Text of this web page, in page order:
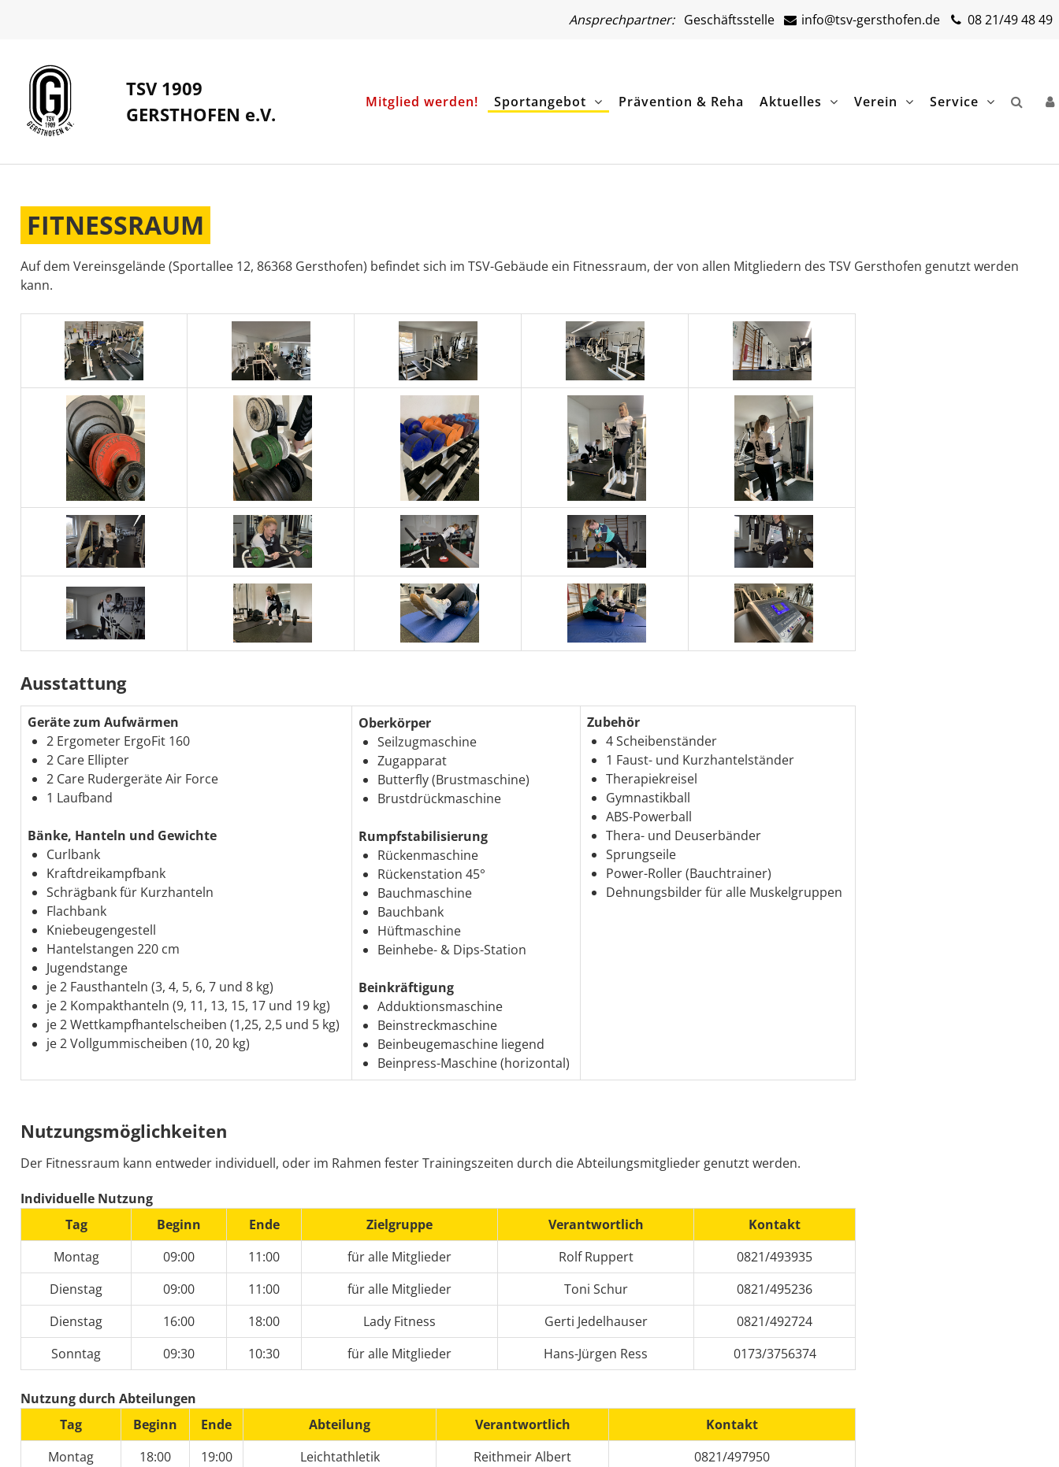
Ansprechpartner:Geschäftsstelle info@tsv-gersthofen.de 08 21/49 48 49
TSV 1909
GERSTHOFEN e.V.
Mitglied werden! Sportangebot Prävention & Reha Aktuelles Verein Service
FITNESSRAUM
Auf dem Vereinsgelände (Sportallee 12, 86368 Gersthofen) befindet sich im TSV-Gebäude ein Fitnessraum, der von allen Mitgliedern des TSV Gersthofen genutzt werden
kann.
Ausstattung
Geräte zum Aufwärmen
2 Ergometer ErgoFit 160
2 Care Ellipter
2 Care Rudergeräte Air Force
1 Laufband
Bänke, Hanteln und Gewichte
Curlbank
Kraftdreikampfbank
Schrägbank für Kurzhanteln
Flachbank
Kniebeugengestell
Hantelstangen 220 cm
Jugendstange
je 2 Fausthanteln (3, 4, 5, 6, 7 und 8 kg)
je 2 Kompakthanteln (9, 11, 13, 15, 17 und 19 kg)
je 2 Wettkampfhantelscheiben (1,25, 2,5 und 5 kg)
je 2 Vollgummischeiben (10, 20 kg)
Oberkörper
Seilzugmaschine
Zugapparat
Butterfly (Brustmaschine)
Brustdrückmaschine
Rumpfstabilisierung
Rückenmaschine
Rückenstation 45°
Bauchmaschine
Bauchbank
Hüftmaschine
Beinhebe- & Dips-Station
Beinkräftigung
Adduktionsmaschine
Beinstreckmaschine
Beinbeugemaschine liegend
Beinpress-Maschine (horizontal)
Zubehör
4 Scheibenständer
1 Faust- und Kurzhantelständer
Therapiekreisel
Gymnastikball
ABS-Powerball
Thera- und Deuserbänder
Sprungseile
Power-Roller (Bauchtrainer)
Dehnungsbilder für alle Muskelgruppen
Nutzungsmöglichkeiten
Der Fitnessraum kann entweder individuell, oder im Rahmen fester Trainingszeiten durch die Abteilungsmitglieder genutzt werden.
Individuelle Nutzung
Tag
Beginn Ende Zielgruppe Verantwortlich
Kontakt
Montag
09:00 11:00 für alle Mitglieder Rolf Ruppert
0821/493935
Dienstag
09:00 11:00 für alle Mitglieder Toni Schur
0821/495236
Dienstag
16:00 18:00 Lady Fitness Gerti Jedelhauser
0821/492724
Sonntag
09:30 10:30 für alle Mitglieder Hans-Jürgen Ress 0173/3756374
Nutzung durch Abteilungen
Tag
Beginn Ende Abteilung Verantwortlich
Kontakt
Montag
18:00 19:00 Leichtathletik Reithmeir Albert
0821/497950